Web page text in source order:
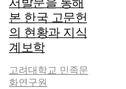
서발문을 통해
본 한국 고문헌
의 현황과 지식
계보학
고려대학교 민족문
화연구원